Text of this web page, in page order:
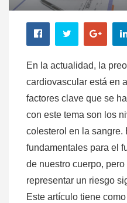
En la actualidad, la
cardiovascular está en
factores clave que se
con este tema son los
colesterol en la sangre.
fundamentales para el
de nuestro cuerpo,
representar un riesgo
Este artículo tiene